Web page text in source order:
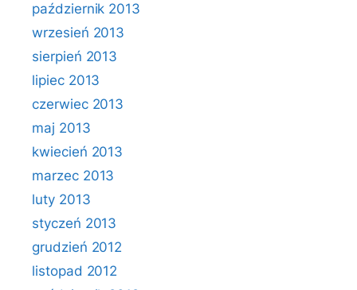
październik 2013
wrzesień 2013
sierpień 2013
lipiec 2013
czerwiec 2013
maj 2013
kwiecień 2013
marzec 2013
luty 2013
styczeń 2013
grudzień 2012
listopad 2012